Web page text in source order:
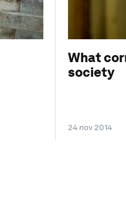
What
society
24 nov 2014